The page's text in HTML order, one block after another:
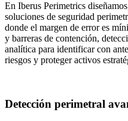
En Iberus Perimetrics
soluciones de seguridad
donde el margen de error es
y barreras de contención,
analítica para identificar con
riesgos y proteger activos
Detección perimetral